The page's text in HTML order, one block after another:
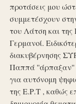
προτάσεις μου
συμμετέσχουν
του Λάτση και της
Γερμανοί.
διακυβέρνησης
Παππά ''άρπαξαν''
για αυτόνομη
της Ε.Ρ.Τ , καθώς